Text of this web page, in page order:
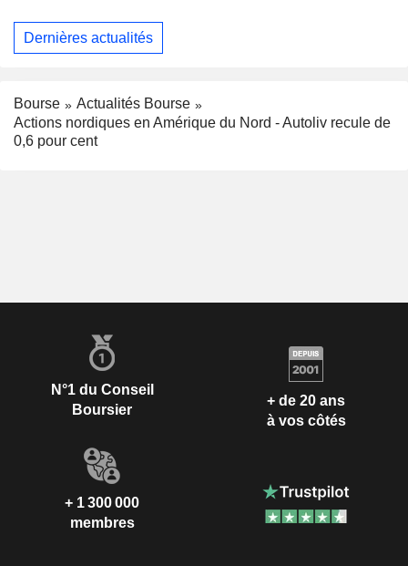
Dernières actualités
Bourse
Actualités Bourse
Actions nordiques en Amérique du Nord - Autoliv recule de
0,6 pour cent
N°1 du Conseil
Boursier
+ de 20 ans
à vos côtés
+ 1 300 000
membres